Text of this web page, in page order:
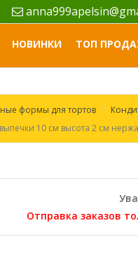
НОВИНКИ ТОП
формы для тортов
10 см высота 2 см
Отправка заказов